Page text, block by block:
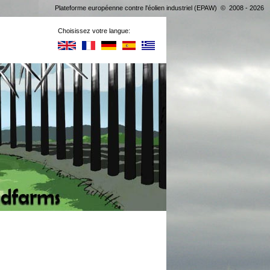
Choisissez votre langue:
Plateforme européenne contre l'éolien industriel (EPAW) © 2008 - 2026